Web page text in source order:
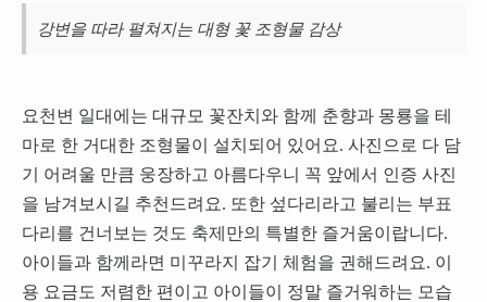
강변을 따라 펼쳐지는 대형 꽃 조형물 감상
요천변 일대에는 대규모 꽃잔치와 함께 춘향과 몽룡을 테
마로 한 거대한 조형물이 설치되어 있어요. 사진으로 다 담
기 어려울 만큼 웅장하고 아름다우니 꼭 앞에서 인증 사진
을 남겨보시길 추천드려요. 또한 섶다리라고 불리는 부표
다리를 건너보는 것도 축제만의 특별한 즐거움이랍니다.
아이들과 함께라면 미꾸라지 잡기 체험을 권해드려요. 이
용 요금도 저렴한 편이고 아이들이 정말 즐거워하는 모습